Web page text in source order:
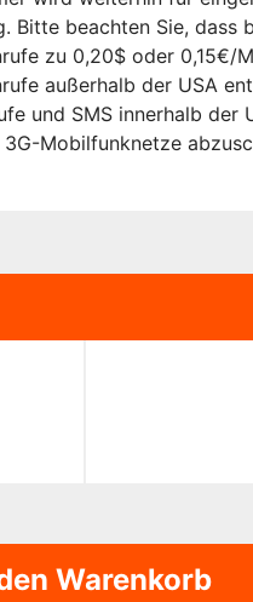
Bitte beachten Sie, dass
zu 0,20$ oder 0,15€/
außerhalb der USA
und SMS innerhalb der
Mobilfunknetze
Warenkorb